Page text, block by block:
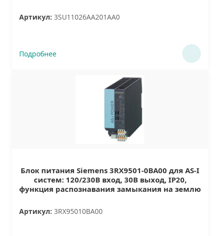
Артикул: 3SU11026AA201AA0
Подробнее
Блок питания Siemens 3RX9501-0BA00 для AS-I
систем: 120/230В вход, 30В выход, IP20,
функция распознавания замыкания на землю
Артикул: 3RX95010BA00